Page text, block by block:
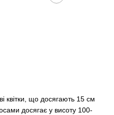
квітки, що досягають 15 см
досягає у висоту 100-